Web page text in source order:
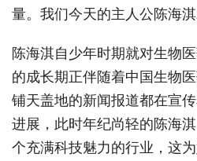
量。我们今天的主人公陈海淇
陈海淇自少年时期就对生物
的成长期正伴随着中国生物
铺天盖地的新闻报道都在宣
进展，此时年纪尚轻的陈海
个充满科技魅力的行业，这